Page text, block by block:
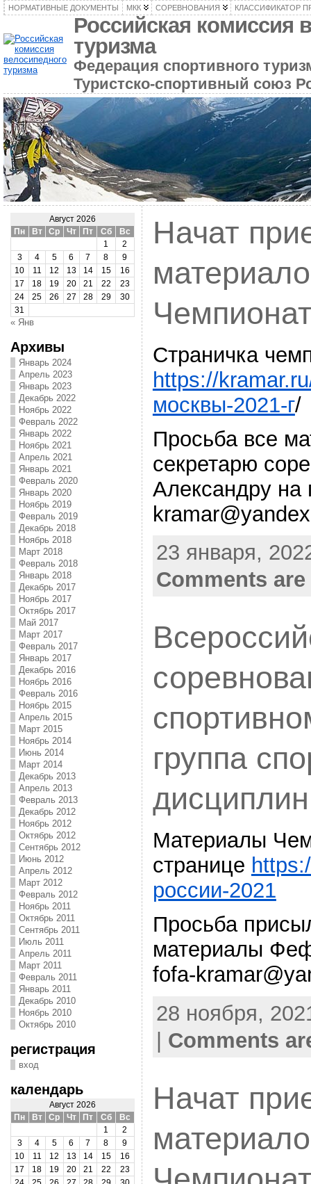
НОРМАТИВНЫЕ ДОКУМЕНТЫ МКК СОРЕВНОВАНИЯ КЛАССИФИКАТОР
Российская комиссия
туризма
Федерация спортивного
Туристско-спортивный союз
Август 2026
Пн
Вт Ср Чт Пт Сб
Вс
1
2
3
4 5 6 7 8
9
10
11 12 13 14 15
16
17
18 19 20 21 22
23
24
25 26 27 28 29
30
31
« Янв
Архивы
Январь 2024
Апрель 2023
Январь 2023
Декабрь 2022
Ноябрь 2022
Февраль 2022
Январь 2022
Ноябрь 2021
Апрель 2021
Январь 2021
Февраль 2020
Январь 2020
Ноябрь 2019
Февраль 2019
Декабрь 2018
Ноябрь 2018
Март 2018
Февраль 2018
Январь 2018
Декабрь 2017
Ноябрь 2017
Октябрь 2017
Май 2017
Март 2017
Февраль 2017
Январь 2017
Декабрь 2016
Ноябрь 2016
Февраль 2016
Ноябрь 2015
Апрель 2015
Март 2015
Ноябрь 2014
Июнь 2014
Март 2014
Декабрь 2013
Апрель 2013
Февраль 2013
Декабрь 2012
Ноябрь 2012
Октябрь 2012
Сентябрь 2012
Июнь 2012
Апрель 2012
Март 2012
Февраль 2012
Ноябрь 2011
Октябрь 2011
Сентябрь 2011
Июль 2011
Апрель 2011
Март 2011
Февраль 2011
Январь 2011
Декабрь 2010
Ноябрь 2010
Октябрь 2010
регистрация
вход
календарь
Август 2026
Пн
Вт Ср Чт Пт Сб
Вс
1
2
3
4 5 6 7 8
9
10
11 12 13 14 15
16
17
18 19 20 21 22
23
Начат
Страничка
https://
москвы-2021-г/
Просьба все
секретарю
Александру на
23 января,
Comments
группа
Материалы
странице
россии-2021
Просьба
материалы
fofa-
28 ноября,
Comments
Начат